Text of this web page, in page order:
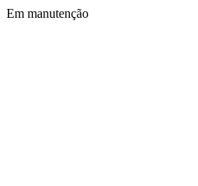
Em manutenção